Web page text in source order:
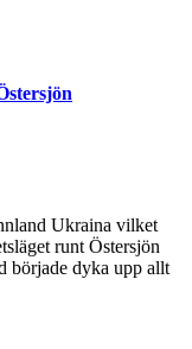
Ukraina vilket
runt Östersjön
började dyka upp allt